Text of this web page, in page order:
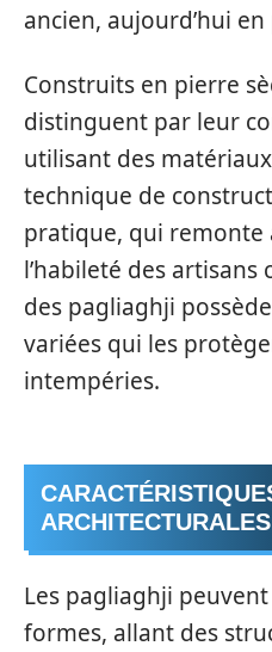
ancien, aujourd’hui
Construits en pierre
distinguent par leur
utilisant des
technique de
pratique, qui remonte
l’habileté des
des pagliaghji
variées qui les
intempéries.
Les pagliaghji
formes, allant des